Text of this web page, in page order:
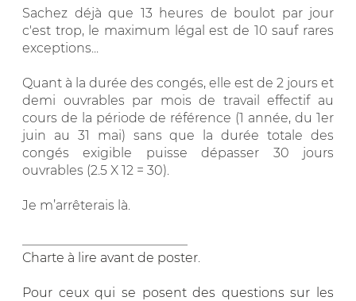
Sachez déjà que 13 heures de boulot par jour
c'est trop, le maximum légal est de 10 sauf rares
exceptions...
Quant à la durée des congés, elle est de 2 jours et
demi ouvrables par mois de travail effectif au
cours de la période de référence (1 année, du 1er
juin au 31 mai) sans que la durée totale des
congés exigible puisse dépasser 30 jours
ouvrables (2.5 X 12 = 30).
Je m’arrêterais là.
Charte à lire avant de poster
Pour ceux qui se posent des questions sur les